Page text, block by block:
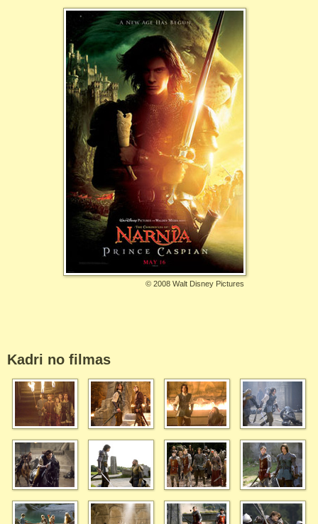
© 2008 Walt Disney Pictures
Kadri no filmas